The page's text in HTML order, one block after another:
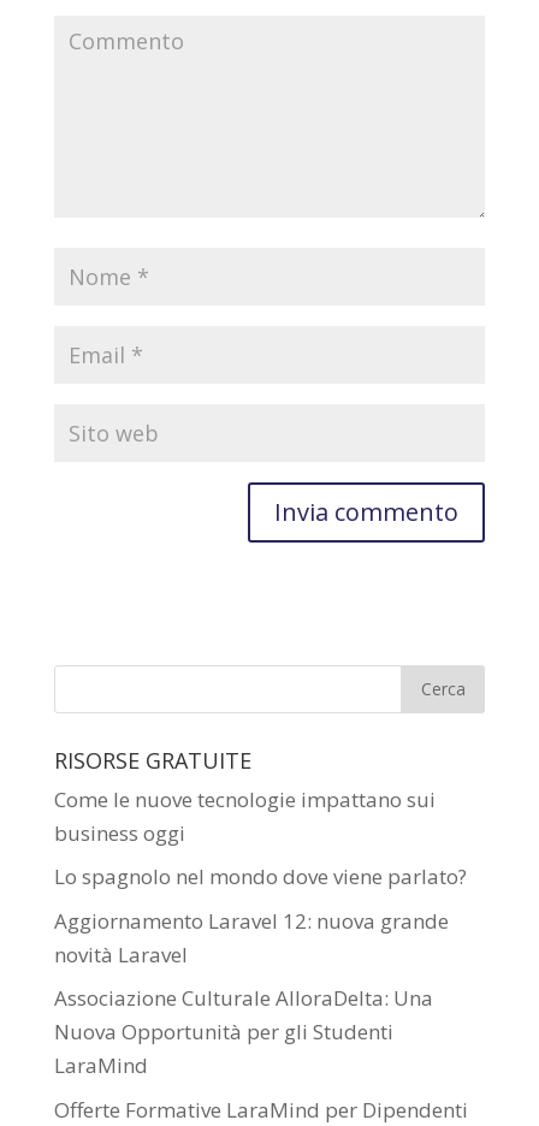
RISORSE GRATUITE
Come le nuove tecnologie impattano sui
business oggi
Lo spagnolo nel mondo dove viene parlato?
Aggiornamento Laravel 12: nuova grande
novità Laravel
Associazione Culturale AlloraDelta: Una
Nuova Opportunità per gli Studenti
LaraMind
Offerte Formative LaraMind per Dipendenti